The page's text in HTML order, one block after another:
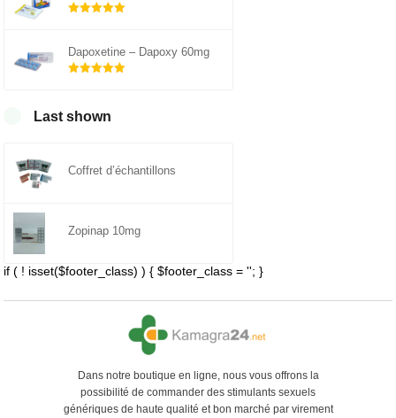
Dapoxetine – Dapoxy 60mg
Last shown
Coffret d’échantillons
Zopinap 10mg
if ( ! isset($footer_class) ) { $footer_class = ''; }
Dans notre boutique en ligne, nous vous offrons la
possibilité de commander des stimulants sexuels
génériques de haute qualité et bon marché par virement